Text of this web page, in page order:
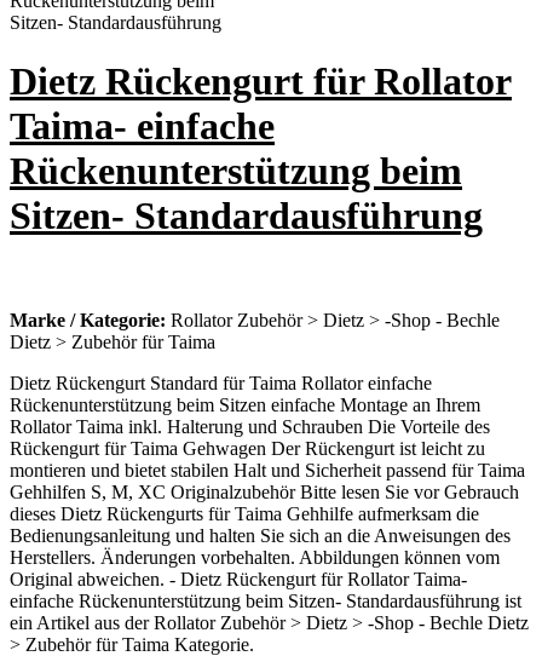
Dietz Rückengurt für Rollator
Taima- einfache
Rückenunterstützung beim
Sitzen- Standardausführung
Marke / Kategorie: Rollator Zubehör > Dietz > -Shop - Bechle
Dietz > Zubehör für Taima
Dietz Rückengurt Standard für Taima Rollator einfache
Rückenunterstützung beim Sitzen einfache Montage an Ihrem
Rollator Taima inkl. Halterung und Schrauben Die Vorteile des
Rückengurt für Taima Gehwagen Der Rückengurt ist leicht zu
montieren und bietet stabilen Halt und Sicherheit passend für Taima
Gehhilfen S, M, XC Originalzubehör Bitte lesen Sie vor Gebrauch
dieses Dietz Rückengurts für Taima Gehhilfe aufmerksam die
Bedienungsanleitung und halten Sie sich an die Anweisungen des
Herstellers. Änderungen vorbehalten. Abbildungen können vom
Original abweichen. - Dietz Rückengurt für Rollator Taima-
einfache Rückenunterstützung beim Sitzen- Standardausführung ist
ein Artikel aus der Rollator Zubehör > Dietz > -Shop - Bechle Dietz
> Zubehör für Taima Kategorie.